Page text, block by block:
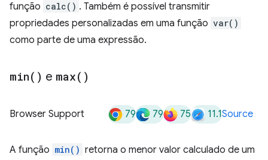
função calc() . Também é possível transmitir
propriedades personalizadas em uma função var()
como parte de uma expressão.
min( ) e max( )
Browser Support 79 79 75 11.1Source
A função min() retorna o menor valor calculado de um